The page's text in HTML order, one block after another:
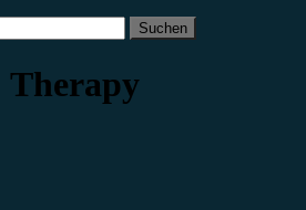
Therapy